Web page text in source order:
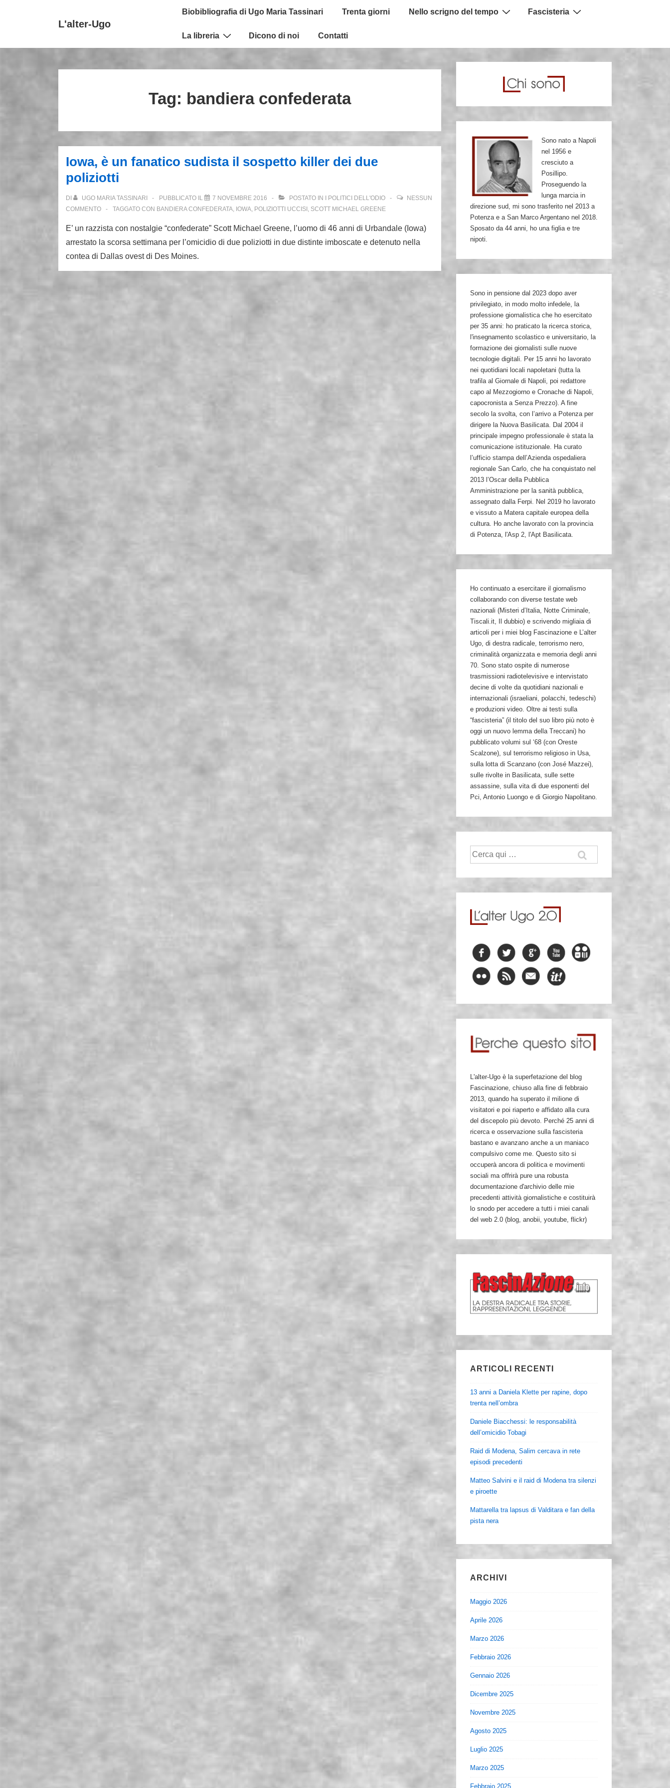
contenuto
L'alter-Ugo
Menu
Biobibliografia di Ugo Maria Tassinari Trenta giorni Nello scrigno del tempo Fascisteria
La libreria Dicono di noi Contatti
Tag: bandiera confederata
Iowa, è un fanatico sudista il sospetto killer dei due
poliziotti
DI UGO MARIA TASSINARI PUBBLICATO IL 7 NOVEMBRE 2016 POSTATO IN I POLITICI DELL'ODIO
NESSUN
COMMENTO
TAGGATO CON BANDIERA CONFEDERATA, IOWA, POLIZIOTTI UCCISI , SCOTT MICHAEL GREENE
E’ un razzista con nostalgie “confederate” Scott Michael Greene, l’uomo di 46 anni di Urbandale (Iowa)
arrestato la scorsa settimana per l’omicidio di due poliziotti in due distinte imboscate e detenuto nella
contea di Dallas ovest di Des Moines.
Sono nato a Napoli
nel 1956 e
cresciuto a
Posillipo.
Proseguendo la
lunga marcia in
direzione sud, mi sono trasferito nel 2013 a
Potenza e a San Marco Argentano nel 2018.
Sposato da 44 anni, ho una figlia e tre
nipoti.
Sono in pensione dal 2023 dopo aver
privilegiato, in modo molto infedele, la
professione giornalistica che ho esercitato
per 35 anni: ho praticato la ricerca storica,
l'insegnamento scolastico e universitario, la
formazione dei giornalisti sulle nuove
tecnologie digitali. Per 15 anni ho lavorato
nei quotidiani locali napoletani (tutta la
trafila al Giornale di Napoli, poi redattore
capo al Mezzogiorno e Cronache di Napoli,
capocronista a Senza Prezzo). A fine
secolo la svolta, con l’arrivo a Potenza per
dirigere la Nuova Basilicata. Dal 2004 il
principale impegno professionale è stata la
comunicazione istituzionale. Ha curato
l’ufficio stampa dell’Azienda ospedaliera
regionale San Carlo, che ha conquistato nel
2013 l’Oscar della Pubblica
Amministrazione per la sanità pubblica,
assegnato dalla Ferpi. Nel 2019 ho lavorato
e vissuto a Matera capitale europea della
cultura. Ho anche lavorato con la provincia
di Potenza, l'Asp 2, l'Apt Basilicata.
Ho continuato a esercitare il giornalismo
collaborando con diverse testate web
nazionali (Misteri d’Italia, Notte Criminale,
Tiscali.it, Il dubbio) e scrivendo migliaia di
articoli per i miei blog Fascinazione e L’alter
Ugo, di destra radicale, terrorismo nero,
criminalità organizzata e memoria degli anni
70. Sono stato ospite di numerose
trasmissioni radiotelevisive e intervistato
decine di volte da quotidiani nazionali e
internazionali (israeliani, polacchi, tedeschi)
e produzioni video. Oltre ai testi sulla
“fascisteria” (il titolo del suo libro più noto è
oggi un nuovo lemma della Treccani) ho
pubblicato volumi sul ‘68 (con Oreste
Scalzone), sul terrorismo religioso in Usa,
sulla lotta di Scanzano (con José Mazzei),
sulle rivolte in Basilicata, sulle sette
assassine, sulla vita di due esponenti del
Pci, Antonio Luongo e di Giorgio Napolitano.
Cerca:
L'alter-Ugo è la superfetazione del blog
Fascinazione, chiuso alla fine di febbraio
2013, quando ha superato il milione di
visitatori e poi riaperto e affidato alla cura
del discepolo più devoto. Perché 25 anni di
ricerca e osservazione sulla fascisteria
bastano e avanzano anche a un maniaco
compulsivo come me. Questo sito si
occuperà ancora di politica e movimenti
sociali ma offrirà pure una robusta
documentazione d'archivio delle mie
precedenti attività giornalistiche e costituirà
lo snodo per accedere a tutti i miei canali
del web 2.0 (blog, anobii, youtube, flickr)
ARTICOLI RECENTI
13 anni a Daniela Klette per rapine, dopo
trenta nell’ombra
Daniele Biacchessi: le responsabilità
dell’omicidio Tobagi
Raid di Modena, Salim cercava in rete
episodi precedenti
Matteo Salvini e il raid di Modena tra silenzi
e piroette
Mattarella tra lapsus di Valditara e fan della
pista nera
ARCHIVI
Maggio 2026
Aprile 2026
Marzo 2026
Febbraio 2026
Gennaio 2026
Dicembre 2025
Novembre 2025
Agosto 2025
Luglio 2025
Marzo 2025
Febbraio 2025